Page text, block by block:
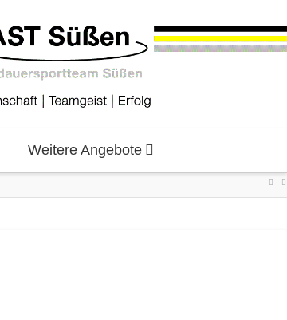
Weitere Angebote